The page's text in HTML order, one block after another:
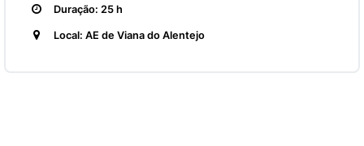
Duração: 25 h
Local: AE de Viana do Alentejo